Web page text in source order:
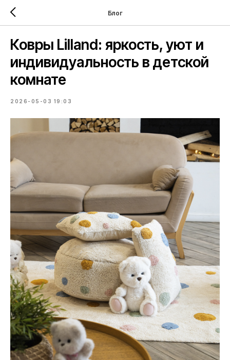
Блог
Ковры Lilland: яркость, уют и
индивидуальность в детской
комнате
2026-05-03 19:03